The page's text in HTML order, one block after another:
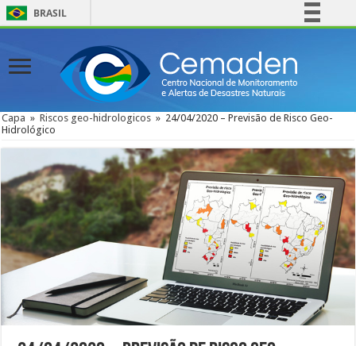
BRASIL
Comunica BR
Participe
Acesso à informação
Canais
Capa » Riscos geo-hidrologicos » 24/04/2020 – Previsão de Risco Geo-
Hidrológico